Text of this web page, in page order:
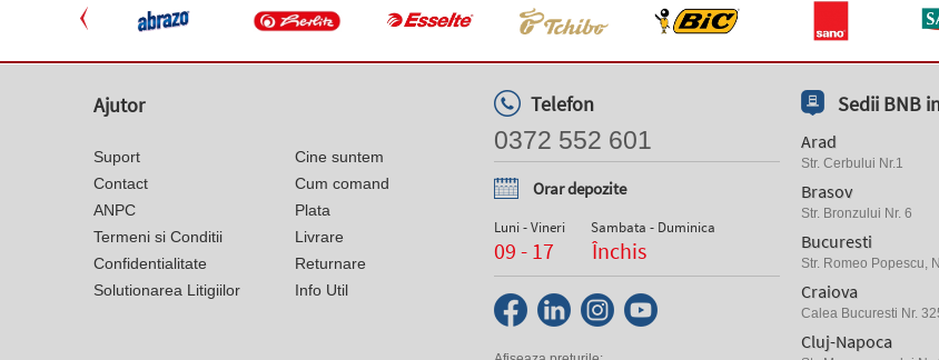
Ajutor
Suport
Contact
ANPC
Termeni si Conditii
Confidentialitate
Solutionarea Litigiilor
Cine suntem
Cum comand
Plata
Livrare
Returnare
Info Util
Telefon
0372 552 601
Orar depozite
Luni - Vineri
09 - 17
Sambata - Duminica
Închis
Sedii BNB
Arad
Str. Cerbului Nr.1
Brasov
Str. Bronzului Nr. 6
Bucuresti
Str. Romeo Popescu,
Craiova
Calea Bucuresti Nr.
Cluj-Napoca